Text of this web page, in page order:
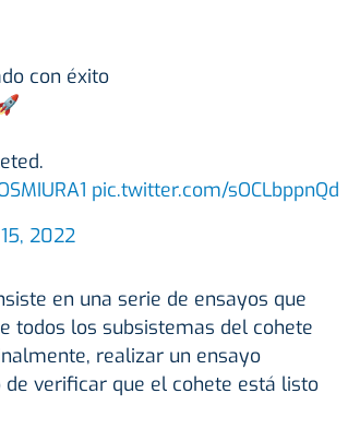
con éxito
pic.twitter.com/sOCLbppnQd
2022
en una serie de ensayos que
todos los subsistemas del cohete
realizar un ensayo
verificar que el cohete está listo